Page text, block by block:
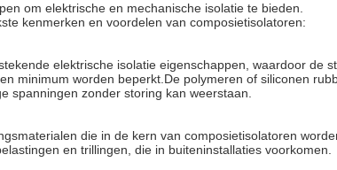
om elektrische en mechanische isolatie te bieden.
kenmerken en voordelen van composietisolatoren:
elektrische isolatie eigenschappen, waardoor de
minimum worden beperkt.De polymeren of siliconen
spanningen zonder storing kan weerstaan.
die in de kern van composietisolatoren
en trillingen, die in buiteninstallaties voorkomen.